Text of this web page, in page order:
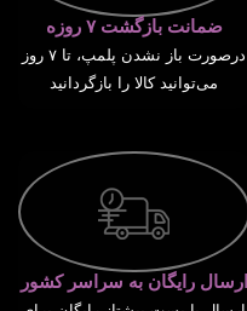
ضمانت بازگشت ۷ روزه
درصورت باز نشدن پلمپ، تا ۷ روز
می‌توانید کالا را بازگردانید
ارسال رایگان به سراسر کشور